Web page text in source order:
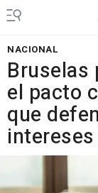
NACIONAL
Bruselas
el pacto
que